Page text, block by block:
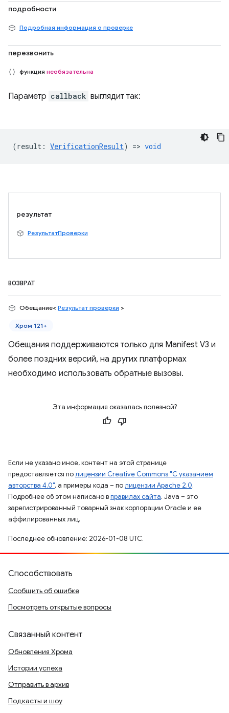
подробности
Подробная информация о проверке
перезвонить
функция необязательна
Параметр callback выглядит так:
(result : VerificationResult) => void
результат
РезультатПроверки
ВОЗВРАТ
Обещание< Результат проверки >
Хром 121+
Обещания поддерживаются только для Manifest V3 и
более поздних версий, на других платформах
необходимо использовать обратные вызовы.
Эта информация оказалась полезной?
Если не указано иное, контент на этой странице
предоставляется полицензии Creative Commons "С указанием
авторства 4.0", а примеры кода – полицензии Apache 2.0.
Подробнее об этом написано вправилах сайта. Java – это
зарегистрированный товарный знак корпорации Oracle и ее
аффилированных лиц.
Последнее обновление: 2026-01-08 UTC.
Способствовать
Сообщить об ошибке
Посмотреть открытые вопросы
Связанный контент
Обновления Хрома
Истории успеха
Отправить в архив
Подкасты и шоу